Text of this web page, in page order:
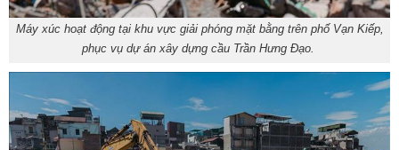
Máy xúc hoạt động tại khu vực giải phóng mặt bằng trên phố Vạn Kiếp,
phục vụ dự án xây dựng cầu Trần Hưng Đạo.